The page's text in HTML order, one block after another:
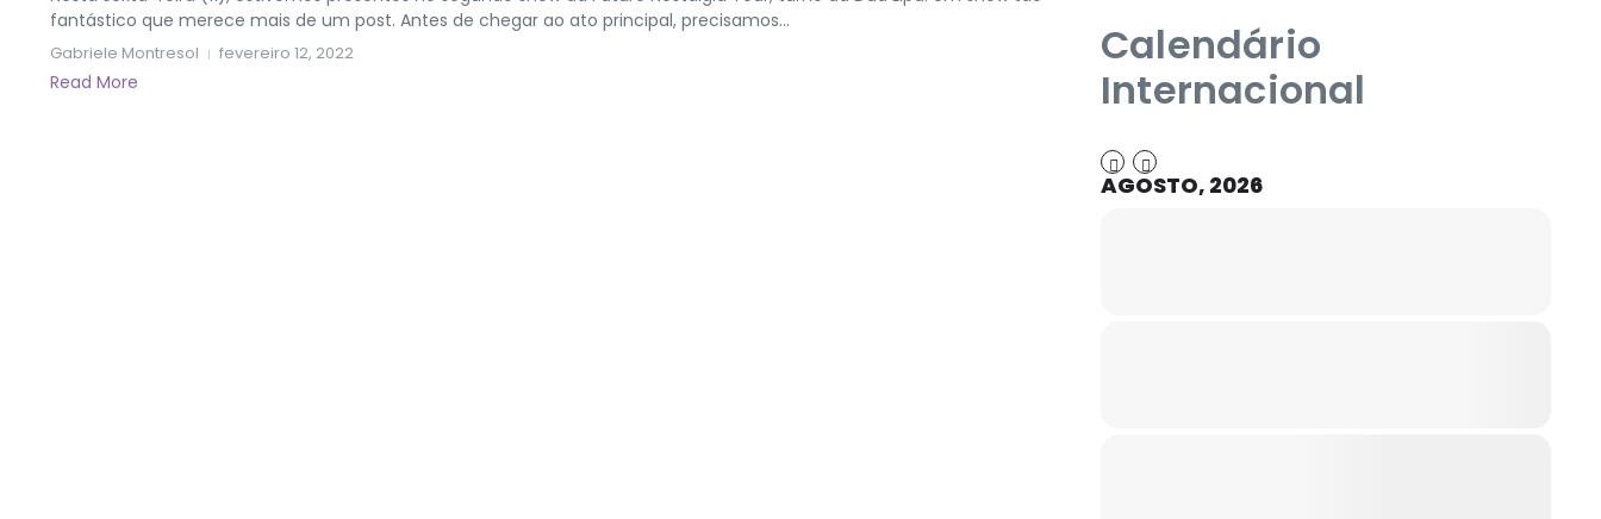
fantástico que merece mais de um post. Antes de chegar ao ato principal, precisamos...
Gabriele Montresol fevereiro 12, 2022
Read More
Calendário
Internacional
AGOSTO, 2026